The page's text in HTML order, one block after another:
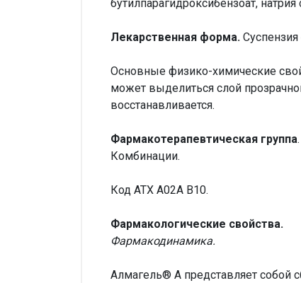
бутилпарагидроксибензоат,
Лекарственная форма. Суспензия
Основные физико-химические
может выделиться слой
восстанавливается.
Фармакотерапевтическая группа
Комбинации.
Код ATX A02A B10.
Фармакологические свойства.
Фармакодинамика.
Алмагель® А представляет собой